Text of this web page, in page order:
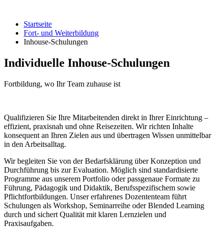
Startseite
Fort- und Weiterbildung
Inhouse-Schulungen
Individuelle Inhouse-Schulungen
Fortbildung, wo Ihr Team zuhause ist
Qualifizieren Sie Ihre Mitarbeitenden direkt in Ihrer Einrichtung –
effizient, praxisnah und ohne Reisezeiten. Wir richten Inhalte
konsequent an Ihren Zielen aus und übertragen Wissen unmittelbar
in den Arbeitsalltag.
Wir begleiten Sie von der Bedarfsklärung über Konzeption und
Durchführung bis zur Evaluation. Möglich sind standardisierte
Programme aus unserem Portfolio oder passgenaue Formate zu
Führung, Pädagogik und Didaktik, Berufsspezifischem sowie
Pflichtfortbildungen. Unser erfahrenes Dozententeam führt
Schulungen als Workshop, Seminarreihe oder Blended Learning
durch und sichert Qualität mit klaren Lernzielen und
Praxisaufgaben.